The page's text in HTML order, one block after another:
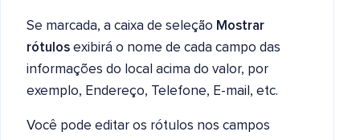
Se marcada, a caixa de seleção Mostrar
rótulos exibirá o nome de cada campo das
informações do local acima do valor, por
exemplo, Endereço, Telefone, E-mail, etc.
Você pode editar os rótulos nos campos